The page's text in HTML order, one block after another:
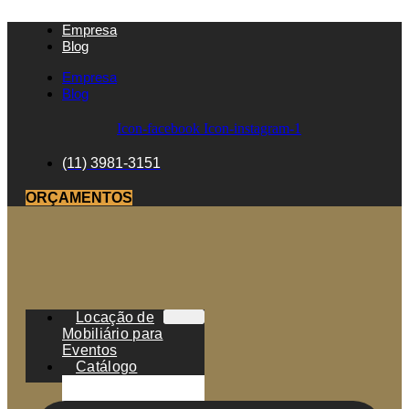
Empresa
Blog
Empresa
Blog
Icon-facebook Icon-instagram-1
(11) 3981-3151
ORÇAMENTOS
Locação de
Mobiliário para
Eventos
Catálogo